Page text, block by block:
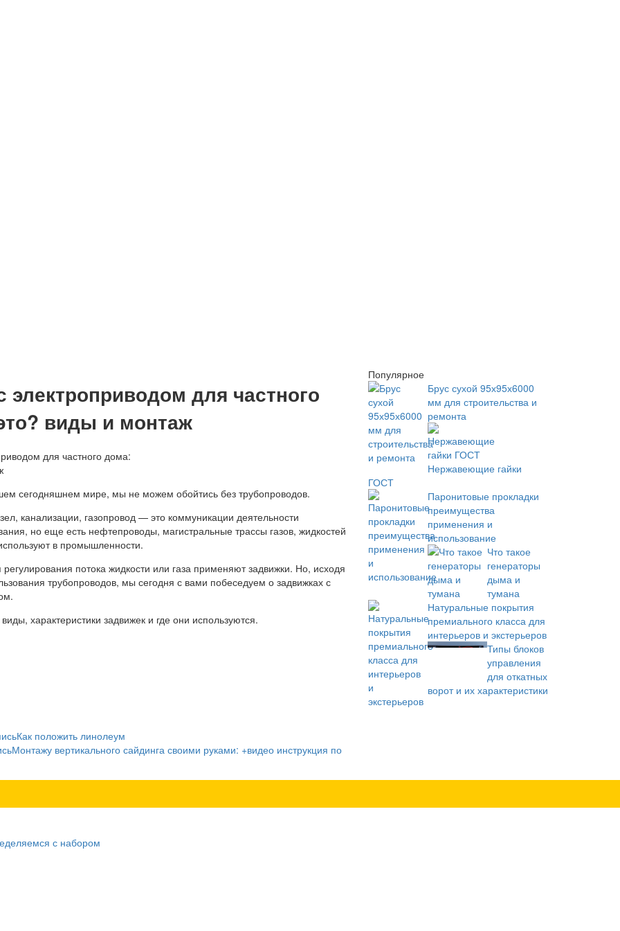
электроприводом для частного
виды и монтаж
сегодняшнем мире, мы не можем обойтись без трубопроводов.
канализации, газопровод — это коммуникации деятельности
но еще есть нефтепроводы, магистральные трассы газов, жидкостей
в промышленности.
регулирования потока жидкости или газа применяют задвижки. Но, исходя
трубопроводов, мы сегодня с вами побеседуем о задвижках с
характеристики задвижек и где они используются.
Как положить линолеум
Монтажу вертикального сайдинга своими руками: +видео инструкция по
Популярное
Брус сухой 95х95х6000
мм для строительства и
ремонта
Нержавеющие гайки
ГОСТ
Паронитовые прокладки
преимущества
применения и
использование
Что такое
генераторы
дыма и
тумана
Натуральные покрытия
премиального класса для
интерьеров и экстерьеров
Типы блоков
управления
для откатных
ворот и их характеристики
с набором